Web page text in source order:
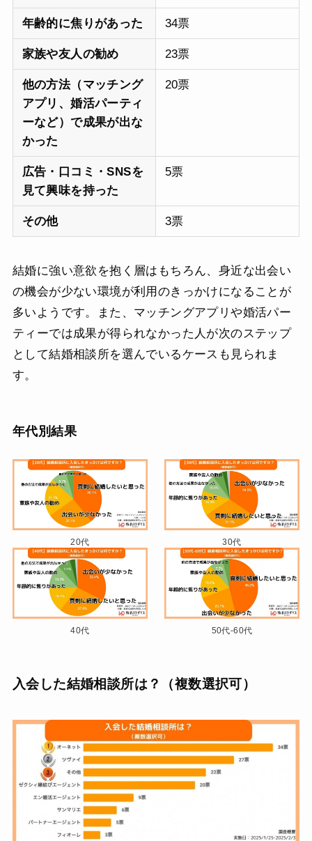
年齢的に焦りがあった 34票
家族や友人の勧め 23票
他の方法（マッチング
アプリ、婚活パーティ
ーなど）で成果が出な
かった
20票
広告・口コミ・SNSを
見て興味を持った
5票
その他 3票
結婚に強い意欲を抱く層はもちろん、身近な出会い
の機会が少ない環境が利用のきっかけになることが
多いようです。また、マッチングアプリや婚活パー
ティーでは成果が得られなかった人が次のステップ
として結婚相談所を選んでいるケースも見られま
す。
年代別結果
20代 30代
40代 50代-60代
入会した結婚相談所は？（複数選択可）